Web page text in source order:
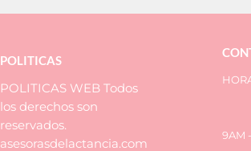
POLITICAS
POLITICAS WEB Todos
los derechos son
reservados.
asesorasdelactancia.com
9AM